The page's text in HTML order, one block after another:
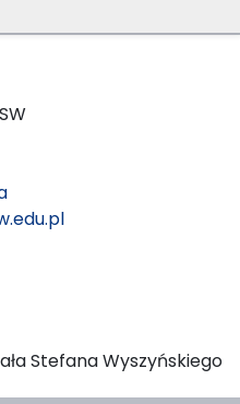
Stefana Wyszyńskiego